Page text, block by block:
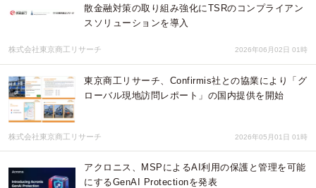
散金融対策の取り組み強化にTSRのコンプライアン
スソリューションを導入
株式会社東京商工リサーチ 2026年06月02日 01時
東京商工リサーチ、Confirmis社との協業により「グ
ローバル現地訪問レポート」の国内提供を開始
株式会社東京商工リサーチ 2026年05月01日 01時
アクロニス、MSPによるAI利用の保護と管理を可能
にするGenAI Protectionを発表